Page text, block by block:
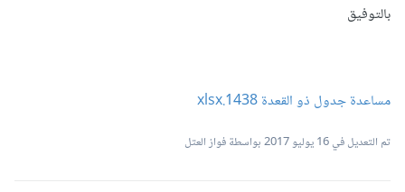
بالتوفيق
مساعدة جدول ذو القعدة 1438.xlsx
تم التعديل في16 يوليو 2017 بواسطة فواز العتل